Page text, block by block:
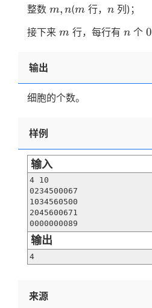
整数 m,n
m, n(m
m 行，n
n 列)；
接下来 m
m 行，每行有 n
n 个 0
0
输出
细胞的个数。
样例
输入
4 10
0234500067
1034560500
2045600671
0000000089
输出
4
来源